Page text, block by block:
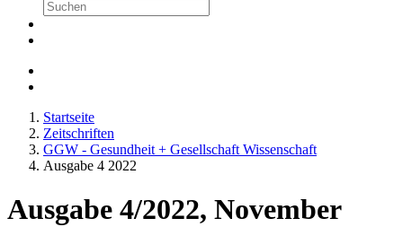
Startseite
Zeitschriften
GGW - Gesundheit + Gesellschaft Wissenschaft
Ausgabe 4 2022
Ausgabe 4/2022, November